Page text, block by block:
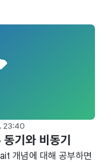
23:40
기와 비동기
개념에 대해 공부하면